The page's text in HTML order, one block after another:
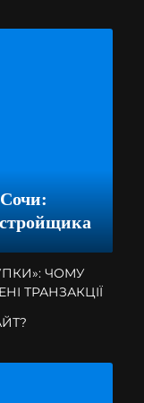
ЧОМУ
ТРАНЗАКЦІЇ